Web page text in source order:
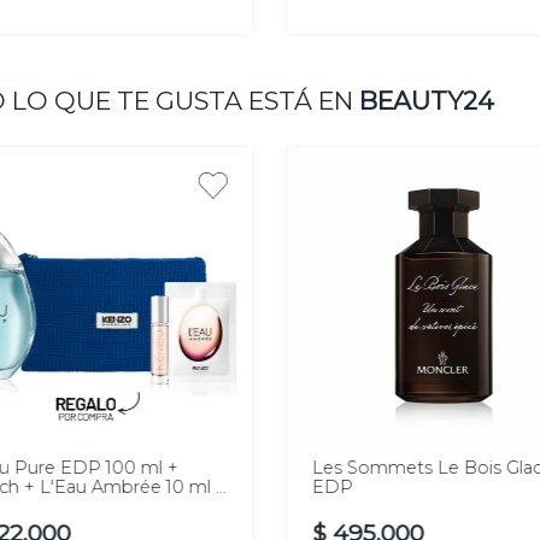
QUE TE GUSTA ESTÁ EN BEAUTY24
Pure EDP 100 ml +
+ L'Eau Ambrée 10 ml +
.000
Les Sommets Le Bois
EDP
$ 495.000